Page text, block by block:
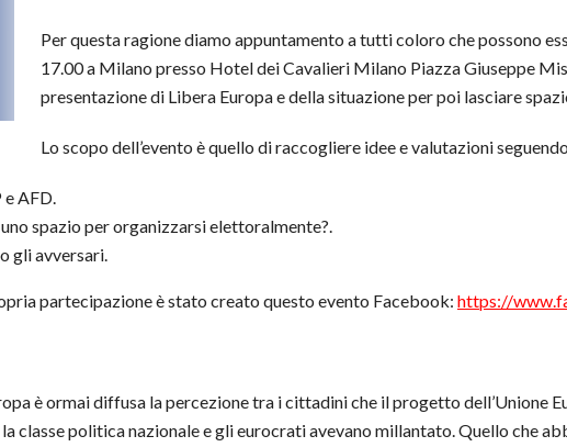
Per questa ragione diamo appuntamento a tutti coloro che possono
17.00 a Milano presso Hotel dei Cavalieri Milano Piazza Giuseppe
presentazione di Libera Europa e della situazione per poi lasciare
Lo scopo dell’evento è quello di raccogliere idee e valutazioni
e AFD.
spazio per organizzarsi elettoralmente?.
gli avversari.
partecipazione è stato creato questo evento Facebook: https://
è ormai diffusa la percezione tra i cittadini che il progetto dell’Unione
classe politica nazionale e gli eurocrati avevano millantato. Quello che